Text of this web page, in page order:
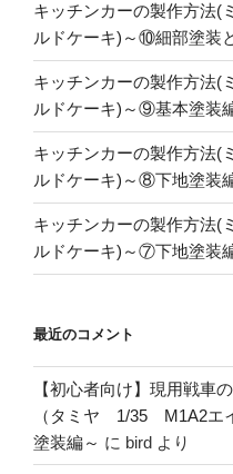
キッチンカーの製作方
ルドケーキ)～⑩細部塗装
キッチンカーの製作方
ルドケーキ)～⑨基本塗装
キッチンカーの製作方
ルドケーキ)～⑧下地塗装
キッチンカーの製作方
ルドケーキ)～⑦下地塗装
最近のコメント
【初心者向け】現用戦車
（タミヤ 1/35 M1A2エ
塗装編～ に bird より